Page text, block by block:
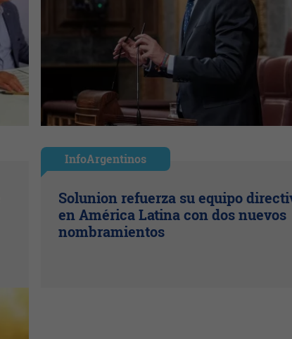
InfoArgentinos
Solunion refuerza su equipo
en América Latina con dos nuevos
nombramientos